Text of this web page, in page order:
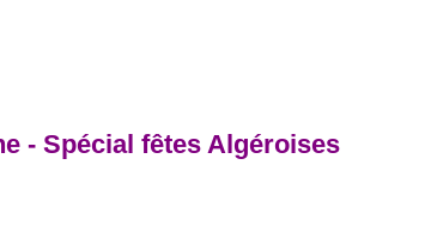
- Spécial fêtes Algéroises